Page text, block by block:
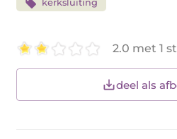
kerksluiting
2.0 met 1
deel als